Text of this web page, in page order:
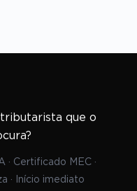
que o
Certificado MEC ·
· Início imediato